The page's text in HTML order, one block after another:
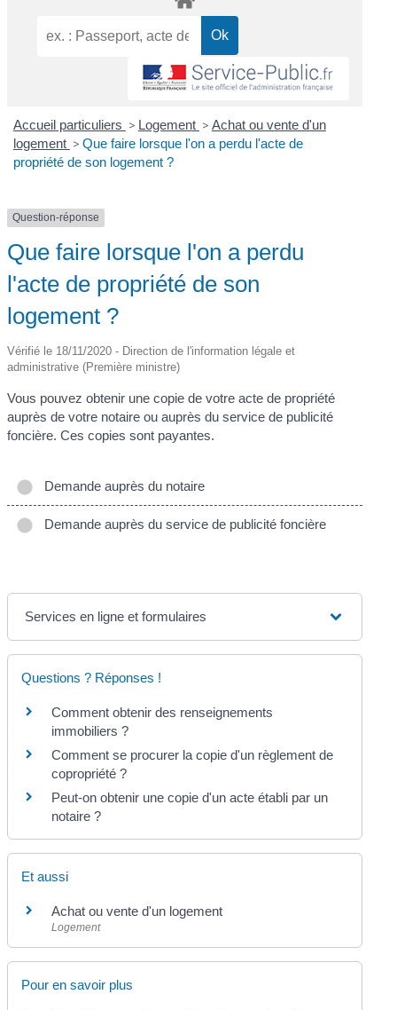
Accueil particuliers > Logement > Achat ou vente d'un
logement > Que faire lorsque l'on a perdu l'acte de
propriété de son logement ?
Question-réponse
Que faire lorsque l'on a perdu
l'acte de propriété de son
logement ?
Vérifié le 18/11/2020 - Direction de l'information légale et
administrative (Première ministre)
Vous pouvez obtenir une copie de votre acte de propriété
auprès de votre notaire ou auprès du service de publicité
foncière. Ces copies sont payantes.
Demande auprès du notaire
Demande auprès du service de publicité foncière
Services en ligne et formulaires
Questions ? Réponses !
Comment obtenir des renseignements
immobiliers ?
Comment se procurer la copie d'un règlement de
copropriété ?
Peut-on obtenir une copie d'un acte établi par un
notaire ?
Et aussi
Achat ou vente d'un logement
Logement
Pour en savoir plus